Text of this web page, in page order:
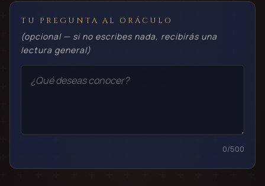
TU PREGUNTA AL ORÁCULO
(opcional — si no escribes nada, recibirás una
lectura general)
0/500